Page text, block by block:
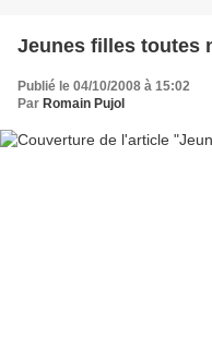
Jeunes filles toutes
Publié le 04/10/2008 à 15:02
Par Romain Pujol